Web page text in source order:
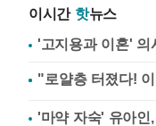
이시간 핫뉴스
'고지용과 이혼' 의
'마약 자숙' 유아인